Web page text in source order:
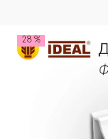
28 %